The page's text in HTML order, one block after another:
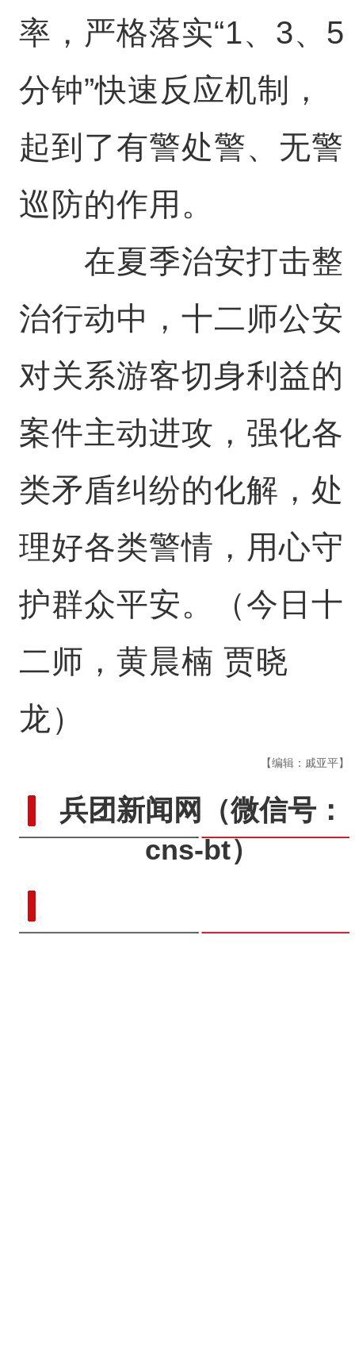
率，严格落实“1、3、5
分钟”快速反应机制，
起到了有警处警、无警
巡防的作用。
在夏季治安打击整
治行动中，十二师公安
对关系游客切身利益的
案件主动进攻，强化各
类矛盾纠纷的化解，处
理好各类警情，用心守
护群众平安。（今日十
二师，黄晨楠 贾晓
龙）
【编辑：戚亚平】
兵团新闻网
（微信号：
cns-bt）